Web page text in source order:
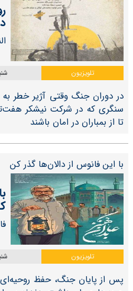
تلویزیون شنبه 30
در دوران جنگ وقتی آژیر خطر
سنگری که در شرکت نیشکر
تا از بمباران در امان باشند
با این فانوس از دالان‌ها گذر کن
تلویزیون شنبه 30
پس از پایان جنگ، حفظ